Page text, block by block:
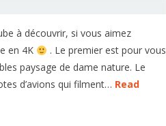
à découvrir, si vous aimez
en 4K
. Le premier est pour vous
paysage de dame nature. Le
d’avions qui filment… Read